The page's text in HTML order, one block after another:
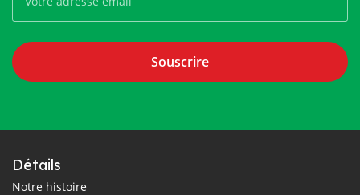
Souscrire
Détails
Notre histoire